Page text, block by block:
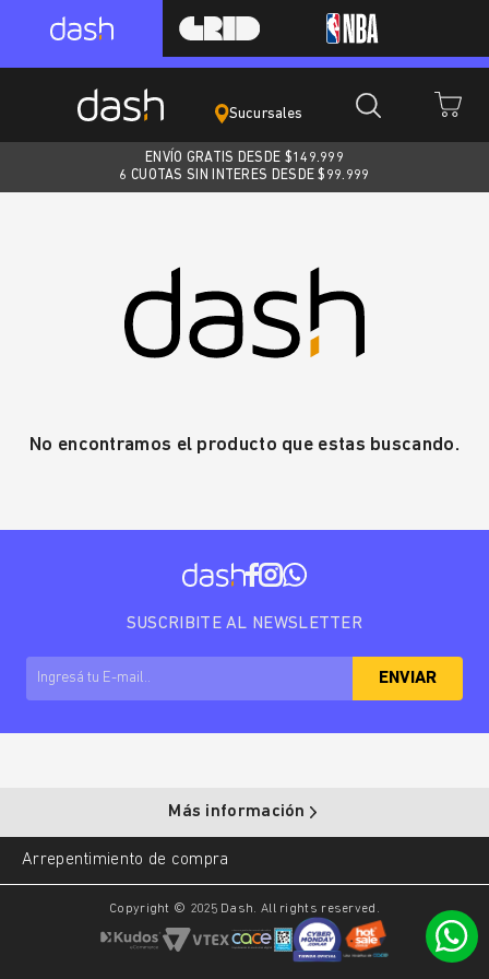
Sucursales
ENVÍO GRATIS DESDE $149.999
6 CUOTAS SIN INTERES DESDE $99.999
No encontramos el producto que estas buscando.
SUSCRIBITE AL NEWSLETTER
ENVIAR
Más información
Arrepentimiento de compra
Copyright © 2025 Dash. All rights reserved.